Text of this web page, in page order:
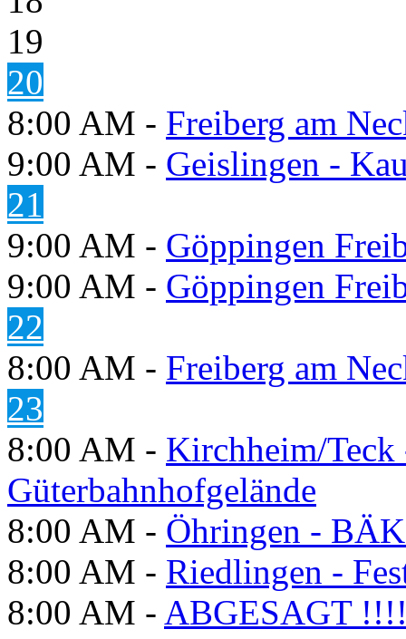
19
20
8:00 AM - Freiberg am
9:00 AM - Geislingen -
21
9:00 AM - Göppingen
9:00 AM - Göppingen
22
8:00 AM - Freiberg am
23
8:00 AM - Kirchheim/Teck
Güterbahnhofgelände
8:00 AM - Öhringen -
8:00 AM - Riedlingen -
8:00 AM - ABGESAGT !!!!